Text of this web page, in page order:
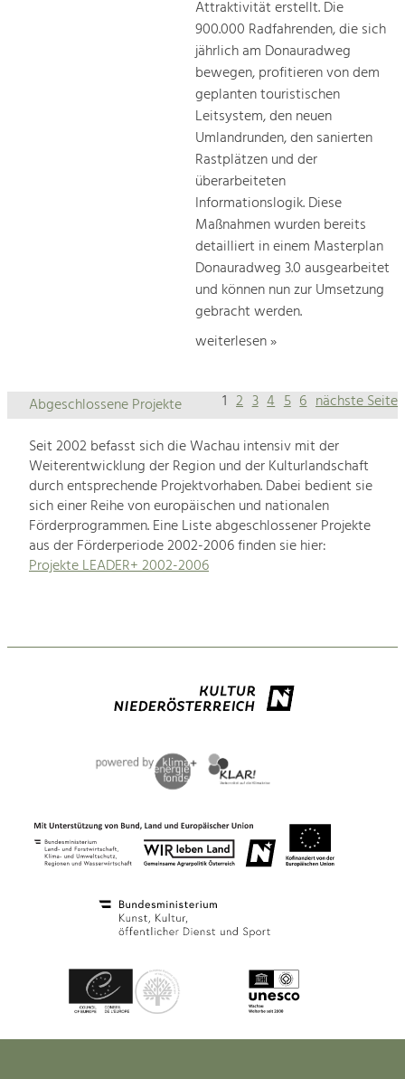
Attraktivität erstellt. Die
900.000 Radfahrenden, die sich
jährlich am Donauradweg
bewegen, profitieren von dem
geplanten touristischen
Leitsystem, den neuen
Umlandrunden, den sanierten
Rastplätzen und der
überarbeiteten
Informationslogik. Diese
Maßnahmen wurden bereits
detailliert in einem Masterplan
Donauradweg 3.0 ausgearbeitet
und können nun zur Umsetzung
gebracht werden.
weiterlesen »
1 2 3 4 5 6 nächste Seite
Abgeschlossene Projekte
Seit 2002 befasst sich die Wachau intensiv mit der
Weiterentwicklung der Region und der Kulturlandschaft
durch entsprechende Projektvorhaben. Dabei bedient sie
sich einer Reihe von europäischen und nationalen
Förderprogrammen. Eine Liste abgeschlossener Projekte
aus der Förderperiode 2002-2006 finden sie hier:
Projekte LEADER+ 2002-2006